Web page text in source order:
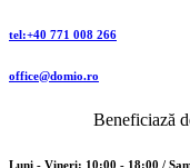
tel:+40 771 008 266
office@domio.ro
Beneficiază
Luni - Vineri: 10:00 - 18:00 /